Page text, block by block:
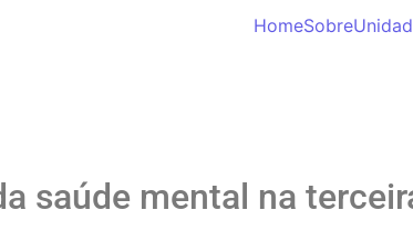
HomeSobre
saúde mental na